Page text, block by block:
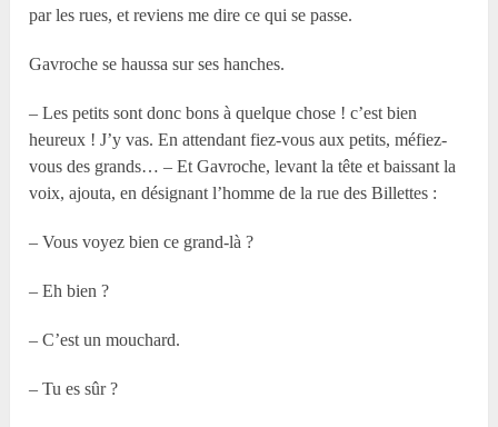
par les rues, et reviens me dire ce qui se passe.
Gavroche se haussa sur ses hanches.
– Les petits sont donc bons à quelque chose ! c’est bien
heureux ! J’y vas. En attendant fiez-vous aux petits, méfiez-
vous des grands… – Et Gavroche, levant la tête et baissant la
voix, ajouta, en désignant l’homme de la rue des Billettes :
– Vous voyez bien ce grand-là ?
– Eh bien ?
– C’est un mouchard.
– Tu es sûr ?